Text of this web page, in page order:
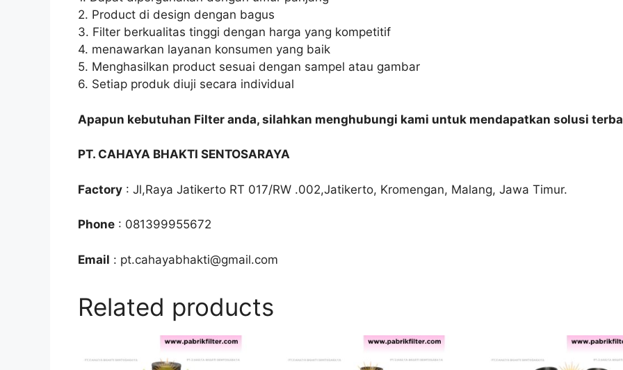
2. Product di design dengan bagus
3. Filter berkualitas tinggi dengan harga yang kompetitif
4. menawarkan layanan konsumen yang baik
5. Menghasilkan product sesuai dengan sampel atau gambar
6. Setiap produk diuji secara individual
Apapun kebutuhan Filter anda, silahkan menghubungi kami untuk mendapatkan solusi
PT. CAHAYA BHAKTI SENTOSARAYA
Factory : Jl,Raya Jatikerto RT 017/RW .002,Jatikerto, Kromengan, Malang, Jawa Timur.
Phone : 081399955672
Email : pt.cahayabhakti@gmail.com
Related products